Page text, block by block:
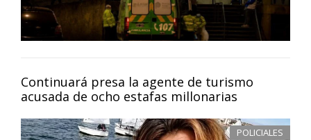
Continuará presa la agente de turismo
acusada de ocho estafas millonarias
POLICIALES